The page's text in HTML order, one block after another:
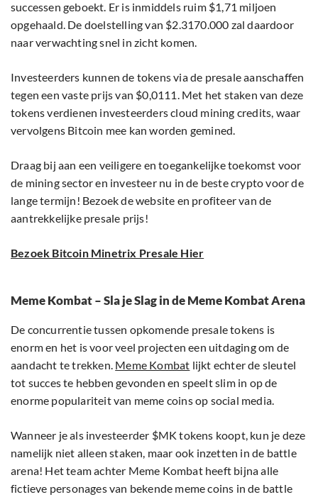
successen geboekt. Er is inmiddels ruim $1,71 miljoen
opgehaald. De doelstelling van $2.3170.000 zal daardoor
naar verwachting snel in zicht komen.
Investeerders kunnen de tokens via de presale aanschaffen
tegen een vaste prijs van $0,0111. Met het staken van deze
tokens verdienen investeerders cloud mining credits, waar
vervolgens Bitcoin mee kan worden gemined.
Draag bij aan een veiligere en toegankelijke toekomst voor
de mining sector en investeer nu in de beste crypto voor de
lange termijn! Bezoek de website en profiteer van de
aantrekkelijke presale prijs!
Bezoek Bitcoin Minetrix Presale Hier
Meme Kombat – Sla je Slag in de Meme Kombat Arena
De concurrentie tussen opkomende presale tokens is
enorm en het is voor veel projecten een uitdaging om de
aandacht te trekken. Meme Kombat lijkt echter de sleutel
tot succes te hebben gevonden en speelt slim in op de
enorme populariteit van meme coins op social media.
Wanneer je als investeerder $MK tokens koopt, kun je deze
namelijk niet alleen staken, maar ook inzetten in de battle
arena! Het team achter Meme Kombat heeft bijna alle
fictieve personages van bekende meme coins in de battle